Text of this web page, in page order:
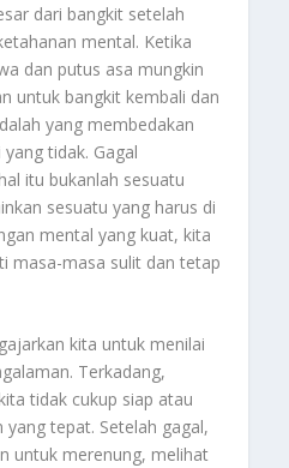
dari bangkit setelah
mental. Ketika
dan putus asa mungkin
untuk bangkit kembali dan
yang membedakan
tidak. Gagal
itu bukanlah sesuatu
sesuatu yang harus di
mental yang kuat, kita
masa-masa sulit dan tetap
kita untuk menilai
Terkadang,
tidak cukup siap atau
tepat. Setelah gagal,
untuk merenung, melihat